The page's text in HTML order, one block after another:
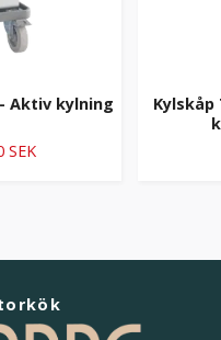
- Aktiv kylning
SEK
Kylskåp